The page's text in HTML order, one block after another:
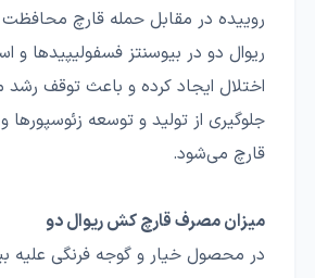
روییده در مقابل حمله قارچ محافظت
ریوال دو در بیوسنتز فسفولیپیدها و
اختلال ایجاد کرده و باعث توقف رشد
جلوگیری از تولید و توسعه زئوسپورها
قارچ می‌شود.
میزان مصرف قارچ کش ریوال دو
در محصول خیار و گوجه فرنگی علیه